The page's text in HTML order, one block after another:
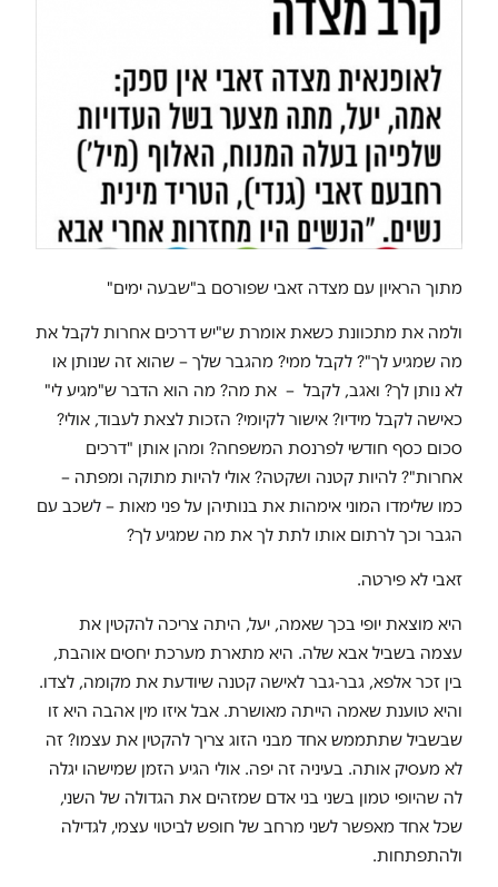
מתוך הראיון עם מצדה זאבי שפורסם ב"שבעה ימים"
ולמה את מתכוונת כשאת אומרת ש"יש דרכים אחרות לקבל את
מה שמגיע לך"? לקבל ממי? מהגבר שלך – שהוא זה שנותן או
לא נותן לך? ואגב, לקבל – את מה? מה הוא הדבר ש"מגיע לי"
כאישה לקבל מידיו? אישור לקיומי? הזכות לצאת לעבוד, אולי?
סכום כסף חודשי לפרנסת המשפחה? ומהן אותן "דרכים
אחרות"? להיות קטנה ושקטה? אולי להיות מתוקה ומפתה –
כמו שלימדו המוני אימהות את בנותיהן על פני מאות – לשכב עם
הגבר וכך לרתום אותו לתת לך את מה שמגיע לך?
זאבי לא פירטה.
היא מוצאת יופי בכך שאמה, יעל, היתה צריכה להקטין את
עצמה בשביל אבא שלה. היא מתארת מערכת יחסים אוהבת,
בין זכר אלפא, גבר-גבר לאישה קטנה שיודעת את מקומה, לצדו.
והיא טוענת שאמה הייתה מאושרת. אבל איזו מין אהבה היא זו
שבשביל שתתממש אחד מבני הזוג צריך להקטין את עצמו? זה
לא מעסיק אותה. בעיניה זה יפה. אולי הגיע הזמן שמישהו יגלה
לה שהיופי טמון בשני בני אדם שמזהים את הגדולה של השני,
שכל אחד מאפשר לשני מרחב של חופש לביטוי עצמי, לגדילה
ולהתפתחות.